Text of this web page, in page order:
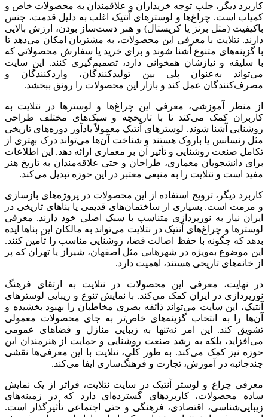
دیگر، جلب توجه خریداران و علاقمندان به محصولات خاص و
است. چراغ‌ها و لوسترهای آنتیک اغلب به دلیل قدمت، جنس
(مثل برنز یا کریستال) و هنر دست‌ساز بودن، ارزش بالایی
نتلایت با معرفی این محصولات، به مشتریان امکان می‌دهد تا
گزینه‌های متنوع آشنا شوند و برای خرید یا سفارش محصولاتی که
سلیقه و نیازشان همخوانی دارد، تصمیم‌گیری کنند. این سایت
به‌عنوان پلی بین تولیدکنندگان، واردکنندگان و
عمل کند و بازار این محصولات را رونق ببخشد.
منظر آموزشی، معرفی این چراغ‌ها و لوسترها در نتلایت به
کمک می‌کند تا با تاریخچه و سبک‌های مختلف طراحی
آشنا شوند. لوسترهای آنتیک معمولاً یادآور دوره‌های تاریخی
رنسانس یا باروک هستند و شناخت آن‌ها می‌تواند درک بهتری از
صنعت روشنایی و تأثیر آن بر معماری ارائه دهد. این اطلاعات
دانشجویان معماری، طراحان و حتی علاقه‌مندان به تاریخ هنر
است و نتلایت را به منبعی معتبر در این حوزه تبدیل می‌کند.
دیگر، ترویج استفاده از این محصولات در پروژه‌های بازسازی
مرمت است. بسیاری از ساختمان‌های قدیمی یا بناهای تاریخی در
نیاز به نورپردازی متناسب با سبک اصلی خود دارند. معرفی
و چراغ‌های آنتیک در نتلایت می‌تواند به مالکان این بناها ایده
که چگونه با حفظ اصالت فضا، روشنایی مناسب را تأمین کنند.
موضوع به‌ویژه در شهرهایی مثل اصفهان، شیراز یا تهران که پر
خانه‌های تاریخی هستند، اهمیت دارد.
نهایت، معرفی این محصولات در نتلایت به ارتقای فرهنگ
در ایران کمک می‌کند. با نمایش تنوع و زیبایی لوسترهای
این سایت می‌تواند ذائقه بصری مخاطبان را بهبود بخشیده و
را به انتخاب گزینه‌های خاص‌تر به جای محصولات معمولی
کند. این امر نه‌تنها به زیبایی منازل و فضاهای عمومی
بلکه به رشد صنعت روشنایی و حمایت از هنرمندان این
نیز کمک می‌کند. به طور کلی، نتلایت با این معرفی‌ها نقشی
در آموزش، تجارت و فرهنگ‌سازی ایفا می‌کند.
چراغ و لوستر آنتیک در سایت نتلایت، فراتر از یک نمایش
محصولات، کاربردهای گسترده‌ای دارد که در زمینه‌های
اقتصادی، فرهنگی و حتی اجتماعی تأثیرگذار است.